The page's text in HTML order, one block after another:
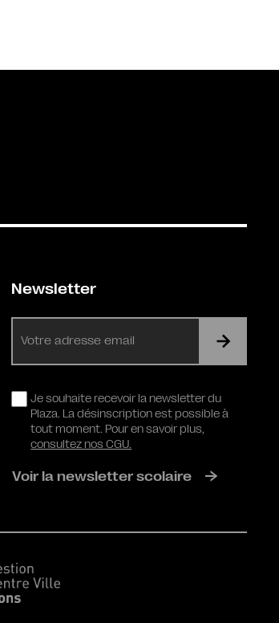
Newsletter
mail
RGPDJe souhaite recevoir la newsletter du
Plaza. La désinscription est possible à
tout moment. Pour en savoir plus,
consultez nos CGU.
Voir la newsletter scolaire